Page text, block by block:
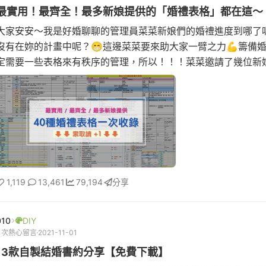
實用！最齊全！最多新娘提供的「婚禮表格」都在這～
家安安～我是好婚聊聊的管理員菜菜新娘們的婚禮進度到哪了
有在妳的計畫中呢？😁這邊菜菜要來助大家一臂之力💪籌備
需要一些表格來有秩序的管理，所以！！！菜菜邀請了幾位新
己做的婚禮表格，...
1,119 13,461 79,194 分享
DIY
次熱心留言 2021-11-01
款自製結婚書約分享【免費下載】